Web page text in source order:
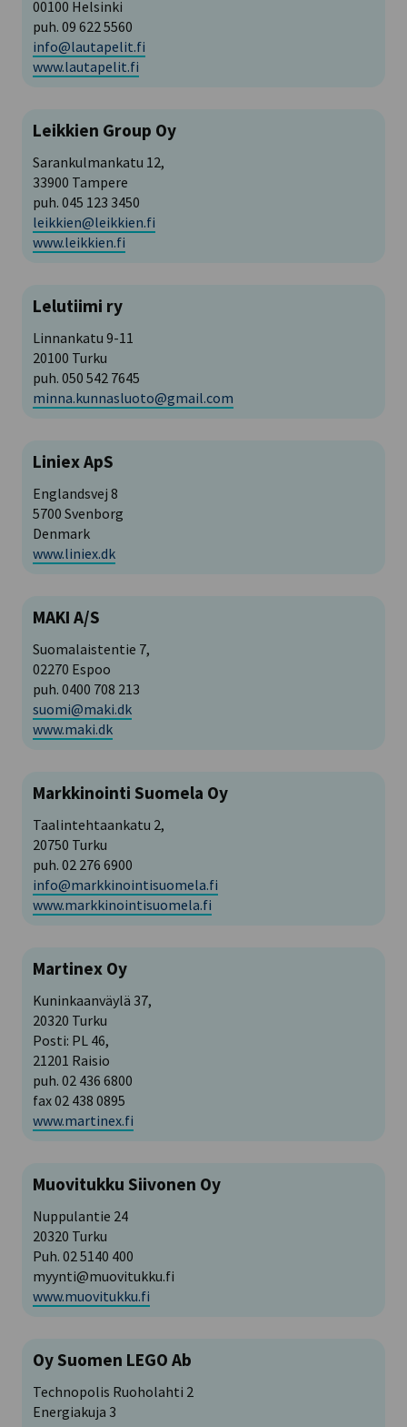
00100 Helsinki
puh. 09 622 5560
info@lautapelit.fi
www.lautapelit.fi
Leikkien Group Oy
Sarankulmankatu 12,
33900 Tampere
puh. 045 123 3450
leikkien@leikkien.fi
www.leikkien.fi
Lelutiimi ry
Linnankatu 9-11
20100 Turku
puh. 050 542 7645
minna.kunnasluoto@gmail.com
Liniex ApS
Englandsvej 8
5700 Svenborg
Denmark
www.liniex.dk
MAKI A/S
Suomalaistentie 7,
02270 Espoo
puh. 0400 708 213
suomi@maki.dk
www.maki.dk
Markkinointi Suomela Oy
Taalintehtaankatu 2,
20750 Turku
puh. 02 276 6900
info@markkinointisuomela.fi
www.markkinointisuomela.fi
Martinex Oy
Kuninkaanväylä 37,
20320 Turku
Posti: PL 46,
21201 Raisio
puh. 02 436 6800
fax 02 438 0895
www.martinex.fi
Muovitukku Siivonen Oy
Nuppulantie 24
20320 Turku
Puh. 02 5140 400
myynti@muovitukku.fi
www.muovitukku.fi
Oy Suomen LEGO Ab
Technopolis Ruoholahti 2
Energiakuja 3